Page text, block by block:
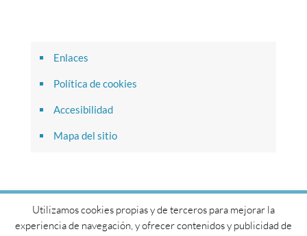
Enlaces
Política de cookies
Accesibilidad
Mapa del sitio
© 2017 Cátedra General Castaños. Todos los derechos
reservados.
Utilizamos cookies propias y de terceros para mejorar la
experiencia de navegación, y ofrecer contenidos y publicidad de